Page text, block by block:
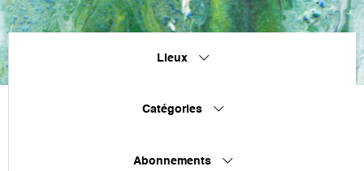
Lieux
Catégories
Abonnements